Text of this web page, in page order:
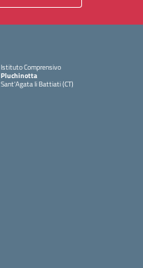
Istituto Comprensivo
Pluchinotta
Sant'Agata li Battiati (CT)
— Visita la pagina iniziale della scuola